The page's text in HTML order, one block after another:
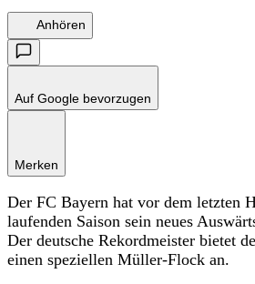
Anhören
Auf Google bevorzugen
Merken
Der FC Bayern hat vor dem letzten
laufenden Saison sein neues
Der deutsche Rekordmeister bietet
einen speziellen Müller-Flock an.